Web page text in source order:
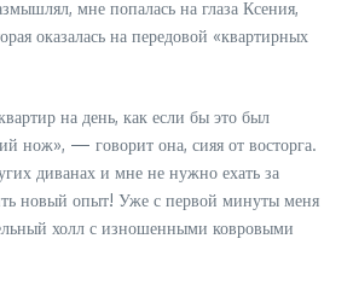
мне попалась на глаза Ксения,
оказалась на передовой «квартирных
на день, как если бы это был
нож», — говорит она, сияя от восторга.
диванах и мне не нужно ехать за
новый опыт! Уже с первой минуты меня
холл с изношенными ковровыми